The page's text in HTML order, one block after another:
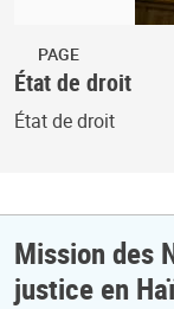
PAGE
État de droit
État de droit
Mission des
justice en